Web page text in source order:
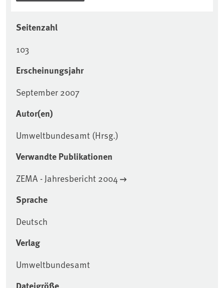
Seitenzahl
103
Erscheinungsjahr
September 2007
Autor(en)
Umweltbundesamt (Hrsg.)
Verwandte Publikationen
ZEMA - Jahresbericht 2004
Sprache
Deutsch
Verlag
Umweltbundesamt